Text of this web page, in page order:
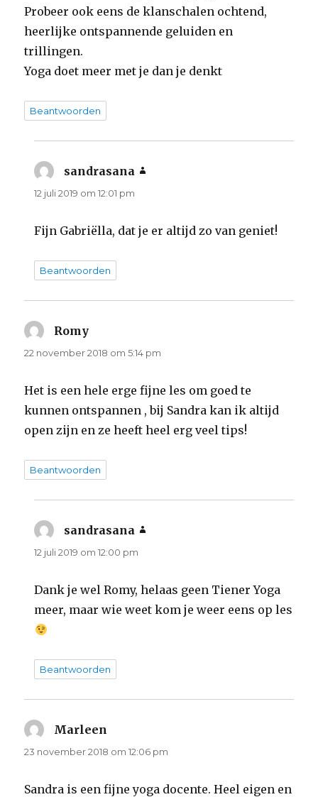
Probeer ook eens de klanschalen ochtend,
heerlijke ontspannende geluiden en
trillingen.
Yoga doet meer met je dan je denkt
Beantwoorden
sandrasana
12 juli 2019 om 12:01 pm
Fijn Gabriëlla, dat je er altijd zo van geniet!
Beantwoorden
Romy
22 november 2018 om 5:14 pm
Het is een hele erge fijne les om goed te
kunnen ontspannen , bij Sandra kan ik altijd
open zijn en ze heeft heel erg veel tips!
Beantwoorden
sandrasana
12 juli 2019 om 12:00 pm
Dank je wel Romy, helaas geen Tiener Yoga
meer, maar wie weet kom je weer eens op les
Beantwoorden
Marleen
23 november 2018 om 12:06 pm
Sandra is een fijne yoga docente. Heel eigen en